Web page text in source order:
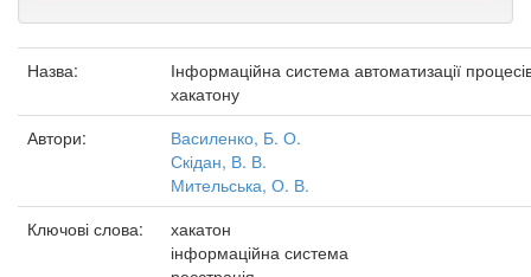
Назва:
Інформаційна система автоматизації
хакатону
Автори:
Василенко, Б. О.
Скідан, В. В.
Мительська, О. В.
Ключові слова:
хакатон
інформаційна система